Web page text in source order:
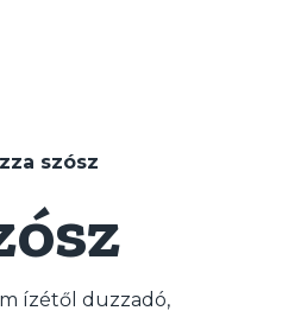
szósz
ízétől duzzadó,